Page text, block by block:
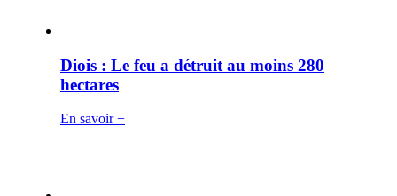
Diois : Le feu a détruit au moins 280
hectares
En savoir +